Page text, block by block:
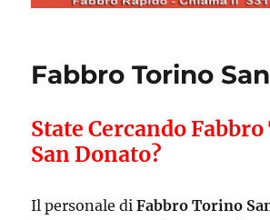
Fabbro Torino
State Cercando
San Donato?
Il personale diFabbro Torino